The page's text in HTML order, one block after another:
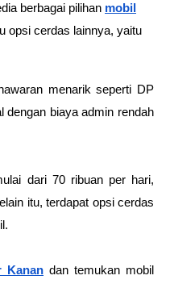
berbagai pilihan mobil
opsi cerdas lainnya, yaitu
menarik seperti DP
dengan biaya admin rendah
dari 70 ribuan per hari,
itu, terdapat opsi cerdas
Kanan dan temukan mobil